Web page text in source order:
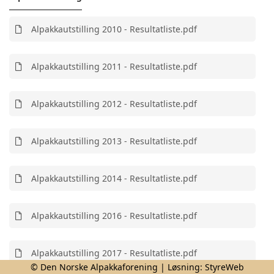
Alpakkautstilling 2010 - Resultatliste.pdf
Alpakkautstilling 2011 - Resultatliste.pdf
Alpakkautstilling 2012 - Resultatliste.pdf
Alpakkautstilling 2013 - Resultatliste.pdf
Alpakkautstilling 2014 - Resultatliste.pdf
Alpakkautstilling 2016 - Resultatliste.pdf
Alpakkautstilling 2017 - Resultatliste.pdf
© Den Norske Alpakkaforening | Løsning: StyreWeb